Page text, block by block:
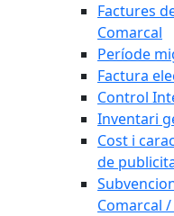
Factures
Comarcal
Període
Factura
Control
Inventari
Cost i
de
Comarcal